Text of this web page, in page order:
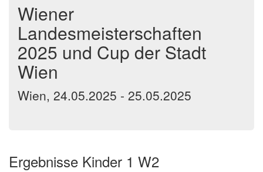
Wiener
Landesmeisterschaften
2025 und Cup der Stadt
Wien
Wien, 24.05.2025 - 25.05.2025
Ergebnisse Kinder 1 W2